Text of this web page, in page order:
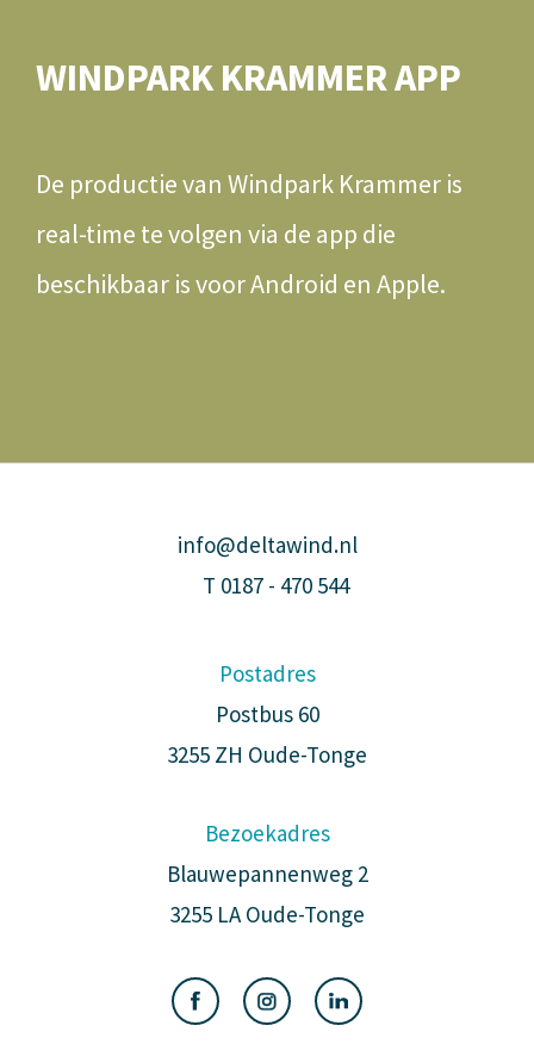
WINDPARK KRAMMER APP
De productie van Windpark Krammer is
real-time te volgen via de app die
beschikbaar is voor Android en Apple.
info@deltawind.nl
T 0187 - 470 544
Postadres
Postbus 60
3255 ZH Oude-Tonge
Bezoekadres
Blauwepannenweg 2
3255 LA Oude-Tonge